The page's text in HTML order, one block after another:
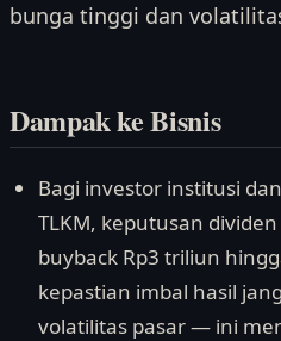
bunga tinggi dan
Dampak ke Bisnis
Bagi investor institusi
TLKM, keputusan
buyback Rp3 triliun
kepastian imbal hasil
volatilitas pasar — ini